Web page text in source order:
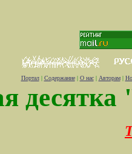
Портал| Содержание| О нас| Авторам|
десятка